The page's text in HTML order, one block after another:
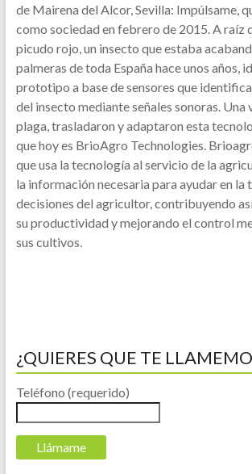
de Mairena del Alcor, Sevilla: Impúlsame,
como sociedad en febrero de 2015. A raíz
picudo rojo, un insecto que estaba
palmeras de toda España hace unos años,
prototipo a base de sensores que
del insecto mediante señales sonoras. Una
plaga, trasladaron y adaptaron esta
que hoy es BrioAgro Technologies.
que usa la tecnología al servicio de la
la información necesaria para ayudar en la
decisiones del agricultor, contribuyendo
su productividad y mejorando el control
sus cultivos.
¿QUIERES QUE TE
Teléfono (requerido)